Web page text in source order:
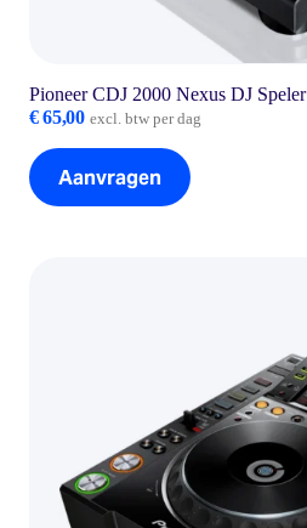
Pioneer CDJ 2000 Nexus DJ Speler
€65,00 excl. btw per dag
Aanvragen